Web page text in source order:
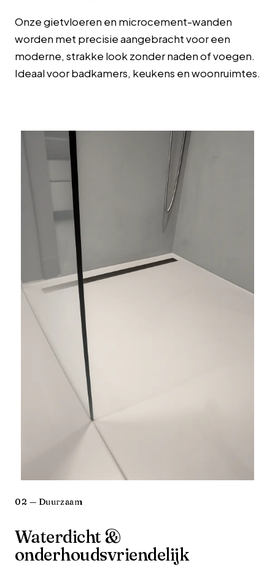
Onze gietvloeren en microcement-wanden
worden met precisie aangebracht voor een
moderne, strakke look zonder naden of voegen.
Ideaal voor badkamers, keukens en woonruimtes.
02 — Duurzaam
Waterdicht &
onderhoudsvriendelijk